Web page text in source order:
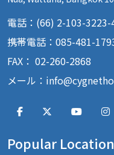
電話：(66) 2-103-3223-
携帯電話：085-481-
FAX： 02-260-2868
メール：
Popular